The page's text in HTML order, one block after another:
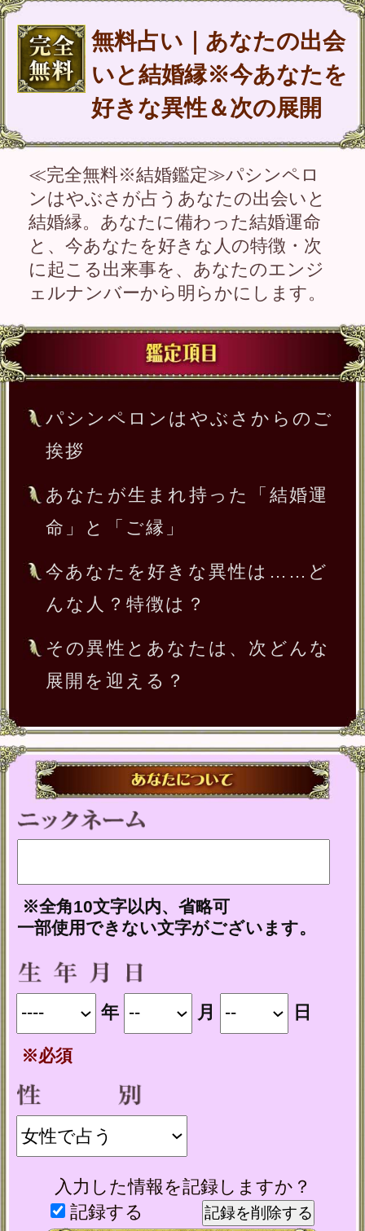
と、今あなたを好きな人の特徴・次
に起こる出来事を、あなたのエンジ
ェルナンバーから明らかにします。
挨拶
あなたが生まれ持った「結婚運
命」と「ご縁」
今あなたを好きな異性は……ど
んな人？特徴は？
その異性とあなたは、次どんな
一部使用できない文字がございます。
※必須
入力した情報を記録しますか？
※このメニューは無料でご利用いた
だけます。
テレシスネットワーク株式会社は、
情報の蓄積を行ったり、他の目的で
使用することはありません。ご利用
の際は、当社「個人情報保護方針 」
に同意の上、必要事項をご入力くだ
動作環境
ださい。
＜OS＞
Android 5.0以降
＜ブラウザ＞
OSに標準搭載されているブラウザ。
ください。